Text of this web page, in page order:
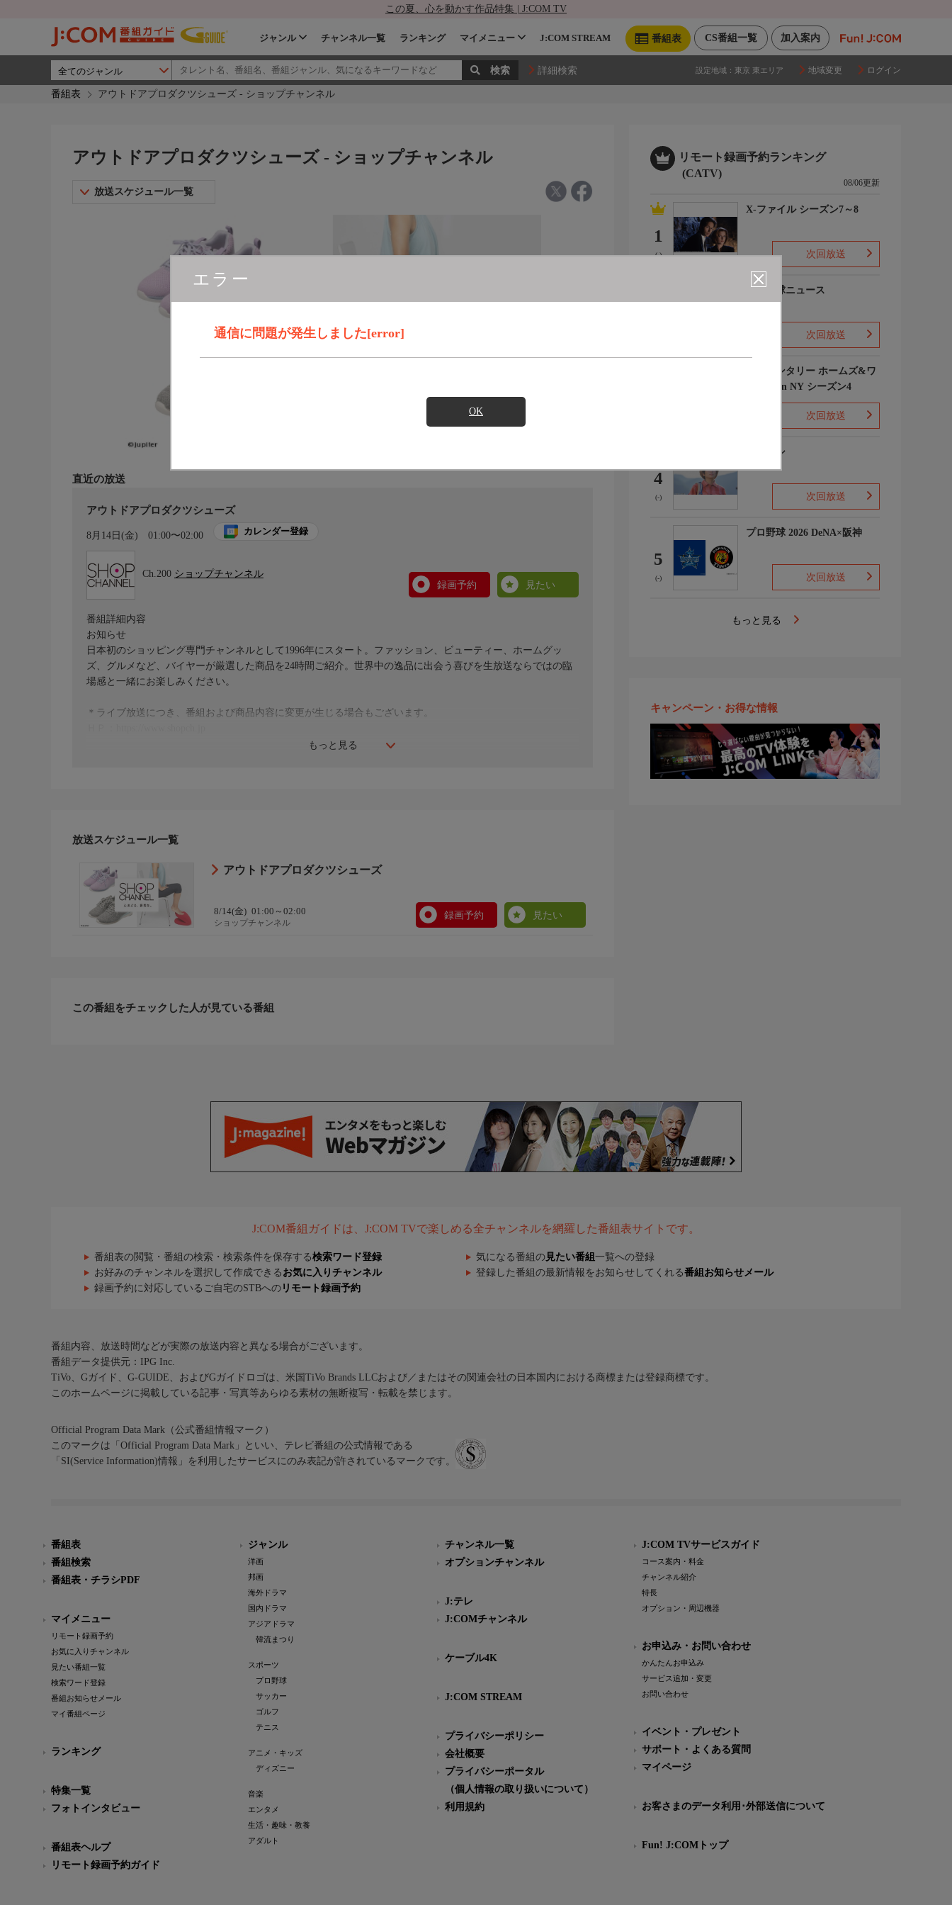
この夏、心を動かす作品特集 | J:COM TV
加入案内
CS番組一覧
番組表
ジャンル チャンネル一覧 ランキング マイメニュー J:COM STREAM
詳細検索 設定地域： 東京 東エリア 地域変更 ログイン
番組表 アウトドアプロダクツシューズ - ショップチャンネル
エラー
通信に問題が発生しました[error]
OK
アウトドアプロダクツシューズ - ショップチャンネル
放送スケジュール一覧
直近の放送
アウトドアプロダクツシューズ
8月14日(金) 01:00〜02:00 カレンダー登録
Ch.200 ショップチャンネル
録画予約
見たい
もっと見る
番組詳細内容
お知らせ
日本初のショッピング専門チャンネルとして1996年にスタート。ファッション、ビューティー、ホームグッ
ズ、グルメなど、バイヤーが厳選した商品を24時間ご紹介。世界中の逸品に出会う喜びを生放送ならではの臨
場感と一緒にお楽しみください。
＊ライブ放送につき、番組および商品内容に変更が生じる場合もございます。
放送スケジュール一覧
アウトドアプロダクツシューズ
8/14(金) 01:00～02:00
ショップチャンネル
録画予約 見たい
この番組をチェックした人が見ている番組
リモート録画予約ランキング
(CATV)
08/06更新
1
(-)
X-ファイル シーズン7～8
次回放送
プロ野球ニュース
次回放送
エレメンタリー ホームズ&ワ
トソン in NY シーズン4
次回放送
4
(-)
下山メシ
次回放送
5
(-)
プロ野球 2026 DeNA×阪神
次回放送
もっと見る
キャンペーン・お得な情報
J:COM番組ガイドは、J:COM TVで楽しめる全チャンネルを網羅した番組表サイトです。
番組表の閲覧・番組の検索・検索条件を保存する検索ワード登録 気になる番組の 見たい番組 一覧への登録
お好みのチャンネルを選択して作成できる お気に入りチャンネル 登録した番組の最新情報をお知らせしてくれる番組お知らせメール
録画予約に対応しているご自宅のSTBへの リモート録画予約
番組内容、放送時間などが実際の放送内容と異なる場合がございます。
番組データ提供元：IPG Inc.
TiVo、Gガイド、G-GUIDE、およびGガイドロゴは、米国TiVo Brands LLCおよび／またはその関連会社の日本国内における商標または登録商標です。
このホームページに掲載している記事・写真等あらゆる素材の無断複写・転載を禁じます。
Official Program Data Mark（公式番組情報マーク）
このマークは「Official Program Data Mark」といい、テレビ番組の公式情報である
「SI(Service Information)情報」を利用したサービスにのみ表記が許されているマークです。
番組表
番組検索
番組表・チラシPDF
マイメニュー
リモート録画予約
お気に入りチャンネル
見たい番組一覧
検索ワード登録
番組お知らせメール
マイ番組ページ
ランキング
特集一覧
フォトインタビュー
番組表ヘルプ
リモート録画予約ガイド
ジャンル
洋画
邦画
海外ドラマ
国内ドラマ
アジアドラマ
韓流まつり
スポーツ
プロ野球
サッカー
ゴルフ
テニス
アニメ・キッズ
ディズニー
音楽
エンタメ
生活・趣味・教養
アダルト
チャンネル一覧
オプションチャンネル
J:テレ
J:COMチャンネル
ケーブル4K
J:COM STREAM
プライバシーポリシー
会社概要
プライバシーポータル
（個人情報の取り扱いについて）
利用規約
J:COM TVサービスガイド
コース案内・料金
チャンネル紹介
特長
オプション・周辺機器
お申込み・お問い合わせ
かんたんお申込み
サービス追加・変更
お問い合わせ
イベント・プレゼント
サポート・よくある質問
マイページ
お客さまのデータ利用･外部送信について
Fun! J:COMトップ